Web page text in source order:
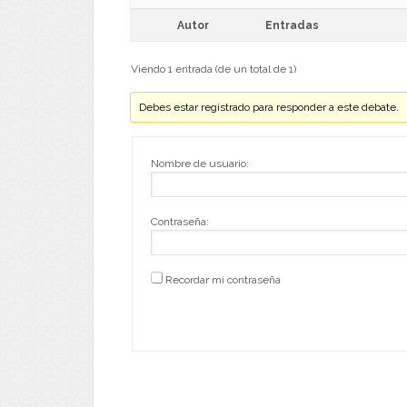
Autor Entradas
Viendo 1 entrada (de un total de 1)
Debes estar registrado para responder a este debate.
Nombre de usuario:
Contraseña:
Recordar mi contraseña